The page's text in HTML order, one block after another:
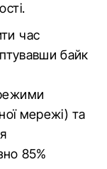
час
байк
мережі) та
85%